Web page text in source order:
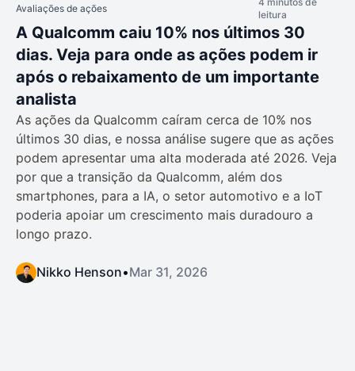
Avaliações de ações
leitura
A Qualcomm caiu 10% nos últimos 30
dias. Veja para onde as ações podem ir
após o rebaixamento de um importante
analista
As ações da Qualcomm caíram cerca de 10% nos
últimos 30 dias, e nossa análise sugere que as ações
podem apresentar uma alta moderada até 2026. Veja
por que a transição da Qualcomm, além dos
smartphones, para a IA, o setor automotivo e a IoT
poderia apoiar um crescimento mais duradouro a
longo prazo.
Nikko Henson•Mar 31, 2026